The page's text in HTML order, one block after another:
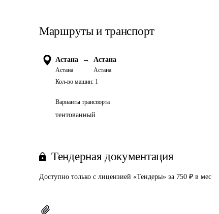
Маршруты и транспорт
Астана →
Астана
Астана
Астана
Кол-во машин: 1
Варианты транспорта
тентованный
Тендерная документация
Доступно только с лицензией «Тендеры» за 750 ₽ в мес